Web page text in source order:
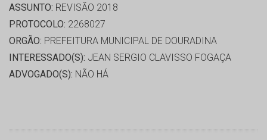
ASSUNTO: REVISÃO 2018
PROTOCOLO: 2268027
ORGÃO: PREFEITURA MUNICIPAL DE DOURADINA
INTERESSADO(S): JEAN SERGIO CLAVISSO FOGAÇA
ADVOGADO(S): NÃO HÁ